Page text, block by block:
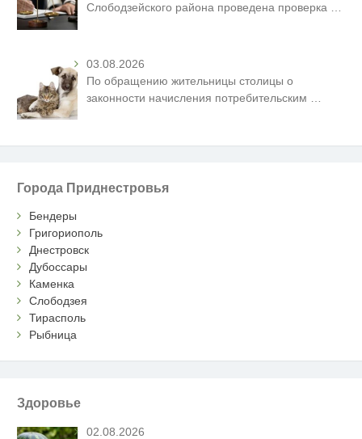
Слободзейского района проведена проверка …
03.08.2026
По обращению жительницы столицы о
законности начисления потребительским
Города Приднестровья
Бендеры
Григориополь
Днестровск
Дубоссары
Каменка
Слободзея
Тирасполь
Рыбница
Здоровье
02.08.2026